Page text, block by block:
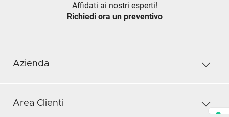
Affidati ai nostri esperti!
Richiedi ora un preventivo
Azienda
Area Clienti